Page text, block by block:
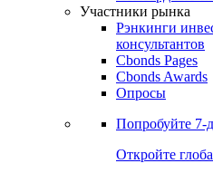
Участники рынка
Рэнкинги
консультантов
Cbonds Pages
Cbonds Awards
Опросы
Попробуйте 7-
Откройте